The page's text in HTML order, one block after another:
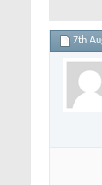
7th